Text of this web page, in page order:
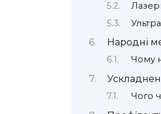
Народні
Чому
Чого